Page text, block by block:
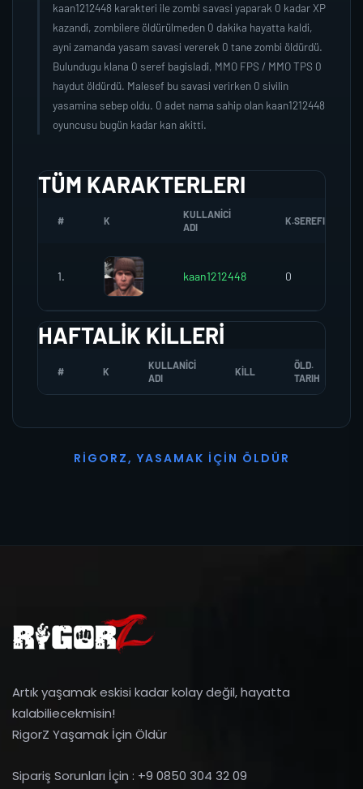
kaan1212448 karakteri ile zombi savasi yaparak 0 kadar XP
kazandi, zombilere öldürülmeden 0 dakika hayatta kaldi,
ayni zamanda yasam savasi vererek 0 tane zombi öldürdü.
Bulundugu klana 0 seref bagisladi, MMO FPS / MMO TPS 0
haydut öldürdü. Malesef bu savasi verirken 0 sivilin
yasamina sebep oldu. 0 adet nama sahip olan kaan1212448
oyuncusu bugün kadar kan akitti.
TÜM KARAKTERLERI
# K
KULLANICI
ADI
K.SEREFI
1. kaan1212448 0
HAFTALIK KILLERI
# K
KULLANICI
ADI
KILL
ÖLD.
TARIH
R I G O R Z, YASAMAK İ ÇI N Ö L D Ü R
Artık yaşamak eskisi kadar kolay değil, hayatta
kalabiliecekmisin!
RigorZ Yaşamak İçin Öldür
Sipariş Sorunları İçin : +9 0850 304 32 09